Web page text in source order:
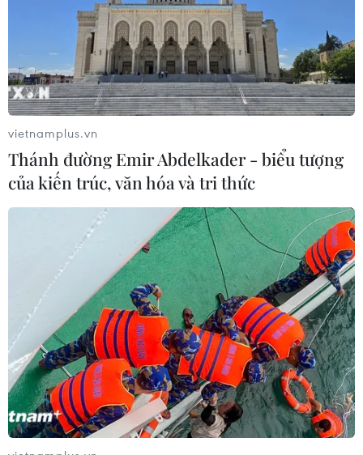
Theo dõi VietnamPlus
Quan hệ Việt Nam-Thái Lan
Chủ tịch Quốc hội kiêm Chủ tịch Hạ viện Thái
Lan kết thúc chuyến thăm Việt Nam
Tổng Bí thư, Chủ tịch nước Tô Lâm: Hợp tác nghị
viện là trụ cột quan trọng giữa Việt Nam-Thái
Thư mừng kỷ niệm 50 năm quan hệ ngoại giao
Việt Nam-Thái Lan
Việt Nam-Thái Lan nhất trí thúc đẩy triển khai
thực chất Chiến lược "Ba kết nối"
Thủ tướng hội kiến Chủ tịch Quốc hội
kiêm Chủ tịch Hạ viện Thái Lan
vietnamplus.vn
Thánh đường Emir Abdelkader - biểu tượng
của kiến trúc, văn hóa và tri thức